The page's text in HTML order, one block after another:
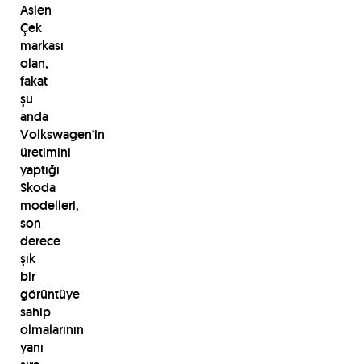
Aslen
Çek
markası
olan,
fakat
şu
anda
Volkswagen’in
üretimini
yaptığı
Skoda
modelleri,
son
derece
şık
bir
görüntüye
sahip
olmalarının
yanı